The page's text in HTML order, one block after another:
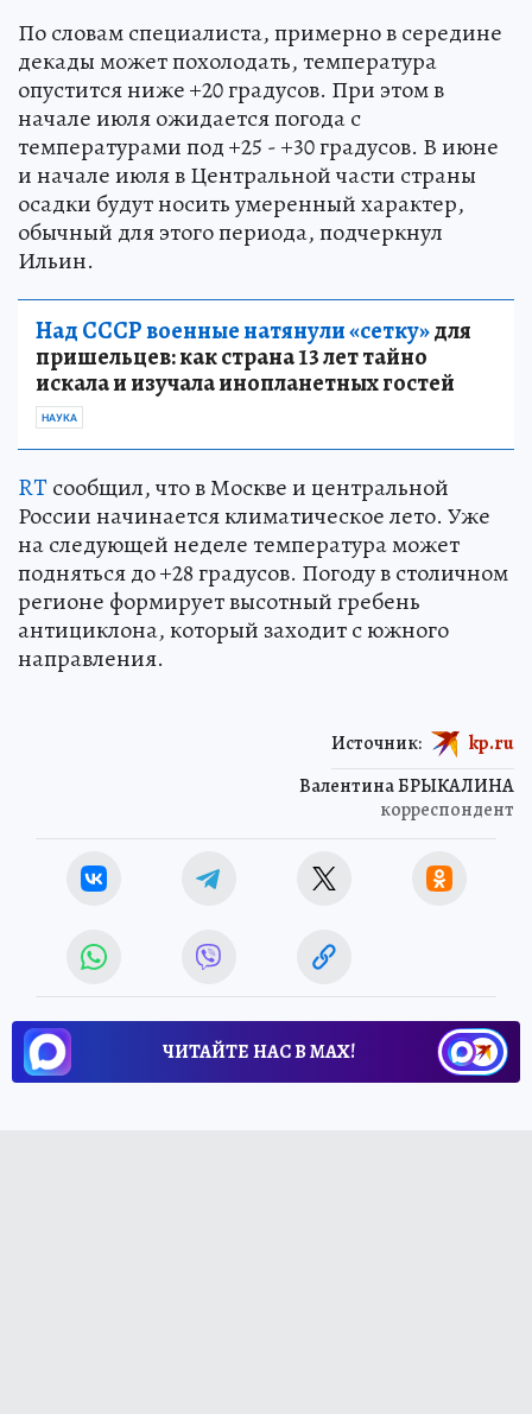
По словам специалиста, примерно в середине
декады может похолодать, температура
опустится ниже +20 градусов. При этом в
начале июля ожидается погода с
температурами под +25 - +30 градусов. В июне
и начале июля в Центральной части страны
осадки будут носить умеренный характер,
обычный для этого периода, подчеркнул
Ильин.
Над СССР военные натянули «сетку»для
пришельцев: как страна 13 лет тайно
искала и изучала инопланетных гостей
НАУКА
RTсообщил, что в Москве и центральной
России начинается климатическое лето. Уже
на следующей неделе температура может
подняться до +28 градусов. Погоду в столичном
регионе формирует высотный гребень
антициклона, который заходит с южного
направления.
Валентина БРЫКАЛИНА
корреспондент
Источник: kp.ru
ЧИТАЙТЕ НАС В МАХ!